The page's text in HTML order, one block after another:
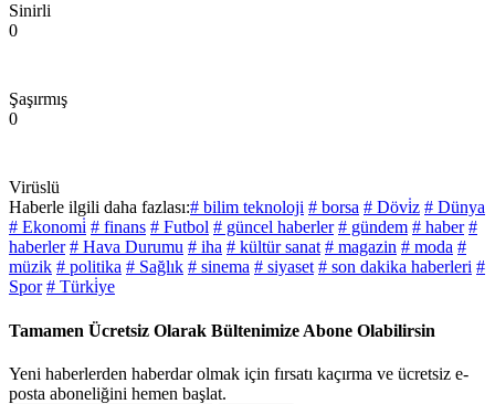
Sinirli
0
Şaşırmış
0
Virüslü
Haberle ilgili daha fazlası:# bilim teknoloji # borsa # Dövi̇z # Dünya
# Ekonomi̇ # finans # Futbol # güncel haberler # gündem # haber #
haberler # Hava Durumu # iha # kültür sanat # magazin # moda #
müzik # politika # Sağlık # sinema # siyaset # son dakika haberleri #
Spor # Türki̇ye
Tamamen Ücretsiz Olarak Bültenimize Abone Olabilirsin
Yeni haberlerden haberdar olmak için fırsatı kaçırma ve ücretsiz e-
posta aboneliğini hemen başlat.